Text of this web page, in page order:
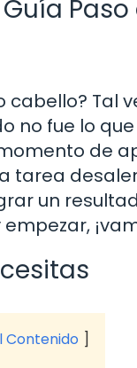
Tal
no fue lo
de
tarea
un
Contenido